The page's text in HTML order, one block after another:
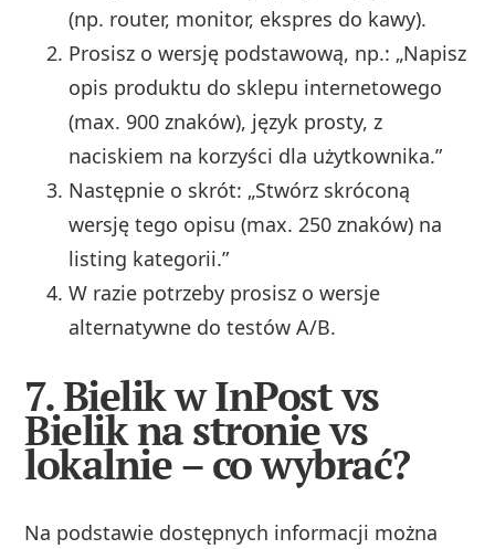
(np. router, monitor, ekspres do kawy).
Prosisz o wersję podstawową, np.: „Napisz
opis produktu do sklepu internetowego
(max. 900 znaków), język prosty, z
naciskiem na korzyści dla użytkownika.”
Następnie o skrót: „Stwórz skróconą
wersję tego opisu (max. 250 znaków) na
listing kategorii.”
W razie potrzeby prosisz o wersje
alternatywne do testów A/B.
7. Bielik w InPost vs
Bielik na stronie vs
lokalnie – co wybrać?
Na podstawie dostępnych informacji można